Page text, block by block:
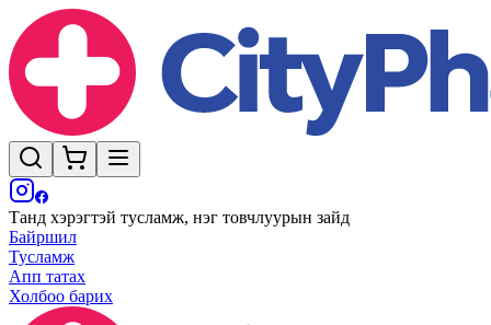
Танд хэрэгтэй тусламж, нэг товчлуурын зайд
Байршил
Тусламж
Апп татах
Холбоо барих